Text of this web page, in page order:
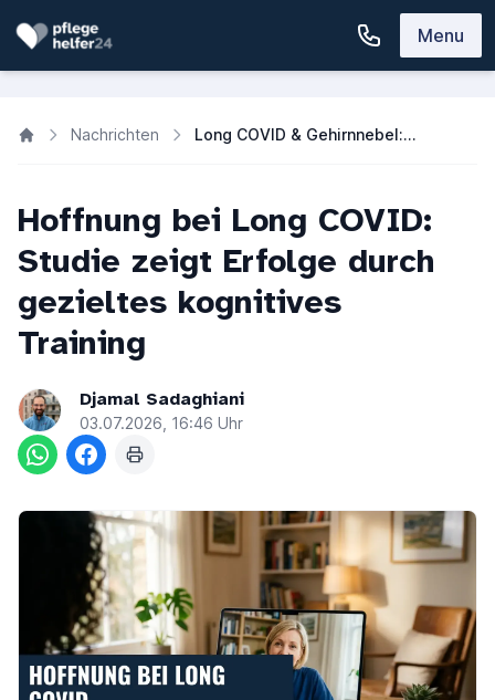
Menu
Nachrichten Long COVID & Gehirnnebel: Individuelle Reha zeigt große Erfolge
Hoffnung bei Long COVID:
Studie zeigt Erfolge durch
gezieltes kognitives
Training
Djamal Sadaghiani
03.07.2026, 16:46 Uhr